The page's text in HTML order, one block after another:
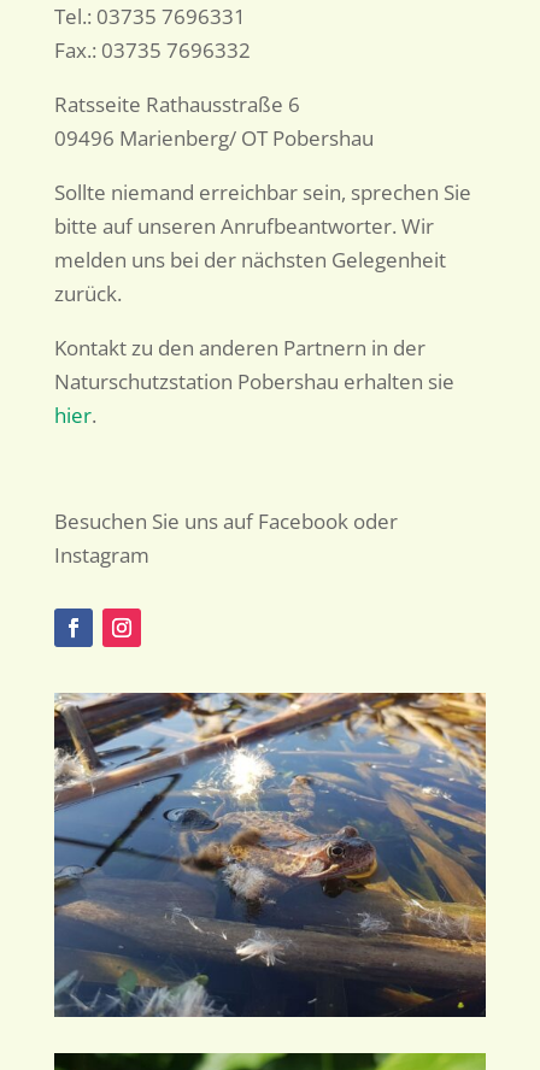
Tel.: 03735 7696331
Fax.: 03735 7696332
Ratsseite Rathausstraße 6
09496 Marienberg/ OT Pobershau
Sollte niemand erreichbar sein, sprechen Sie
bitte auf unseren Anrufbeantworter. Wir
melden uns bei der nächsten Gelegenheit
zurück.
Kontakt zu den anderen Partnern in der
Naturschutzstation Pobershau erhalten sie
hier.
Besuchen Sie uns auf Facebook oder
Instagram